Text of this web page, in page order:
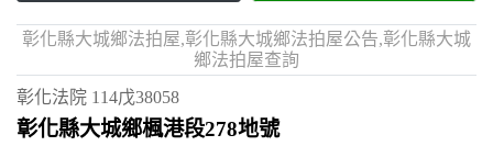
彰化縣大城鄉法拍屋,彰化縣大城鄉法拍屋公告,彰化縣大城
鄉法拍屋查詢
彰化法院 114戊38058
彰化縣大城鄉楓港段278地號